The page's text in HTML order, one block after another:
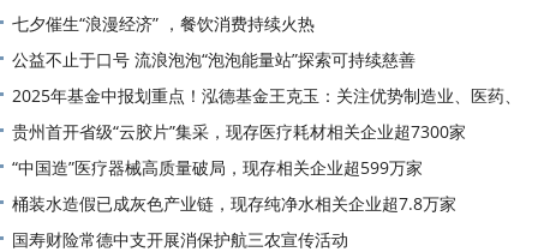
七夕催生“浪漫经济” ，餐饮消费持续火热
公益不止于口号 流浪泡泡“泡泡能量站”探索可持续慈善
2025年基金中报划重点！泓德基金王克玉：关注优势制造业、医药、
贵州首开省级“云胶片”集采，现存医疗耗材相关企业超7300家
“中国造”医疗器械高质量破局，现存相关企业超599万家
桶装水造假已成灰色产业链，现存纯净水相关企业超7.8万家
国寿财险常德中支开展消保护航三农宣传活动